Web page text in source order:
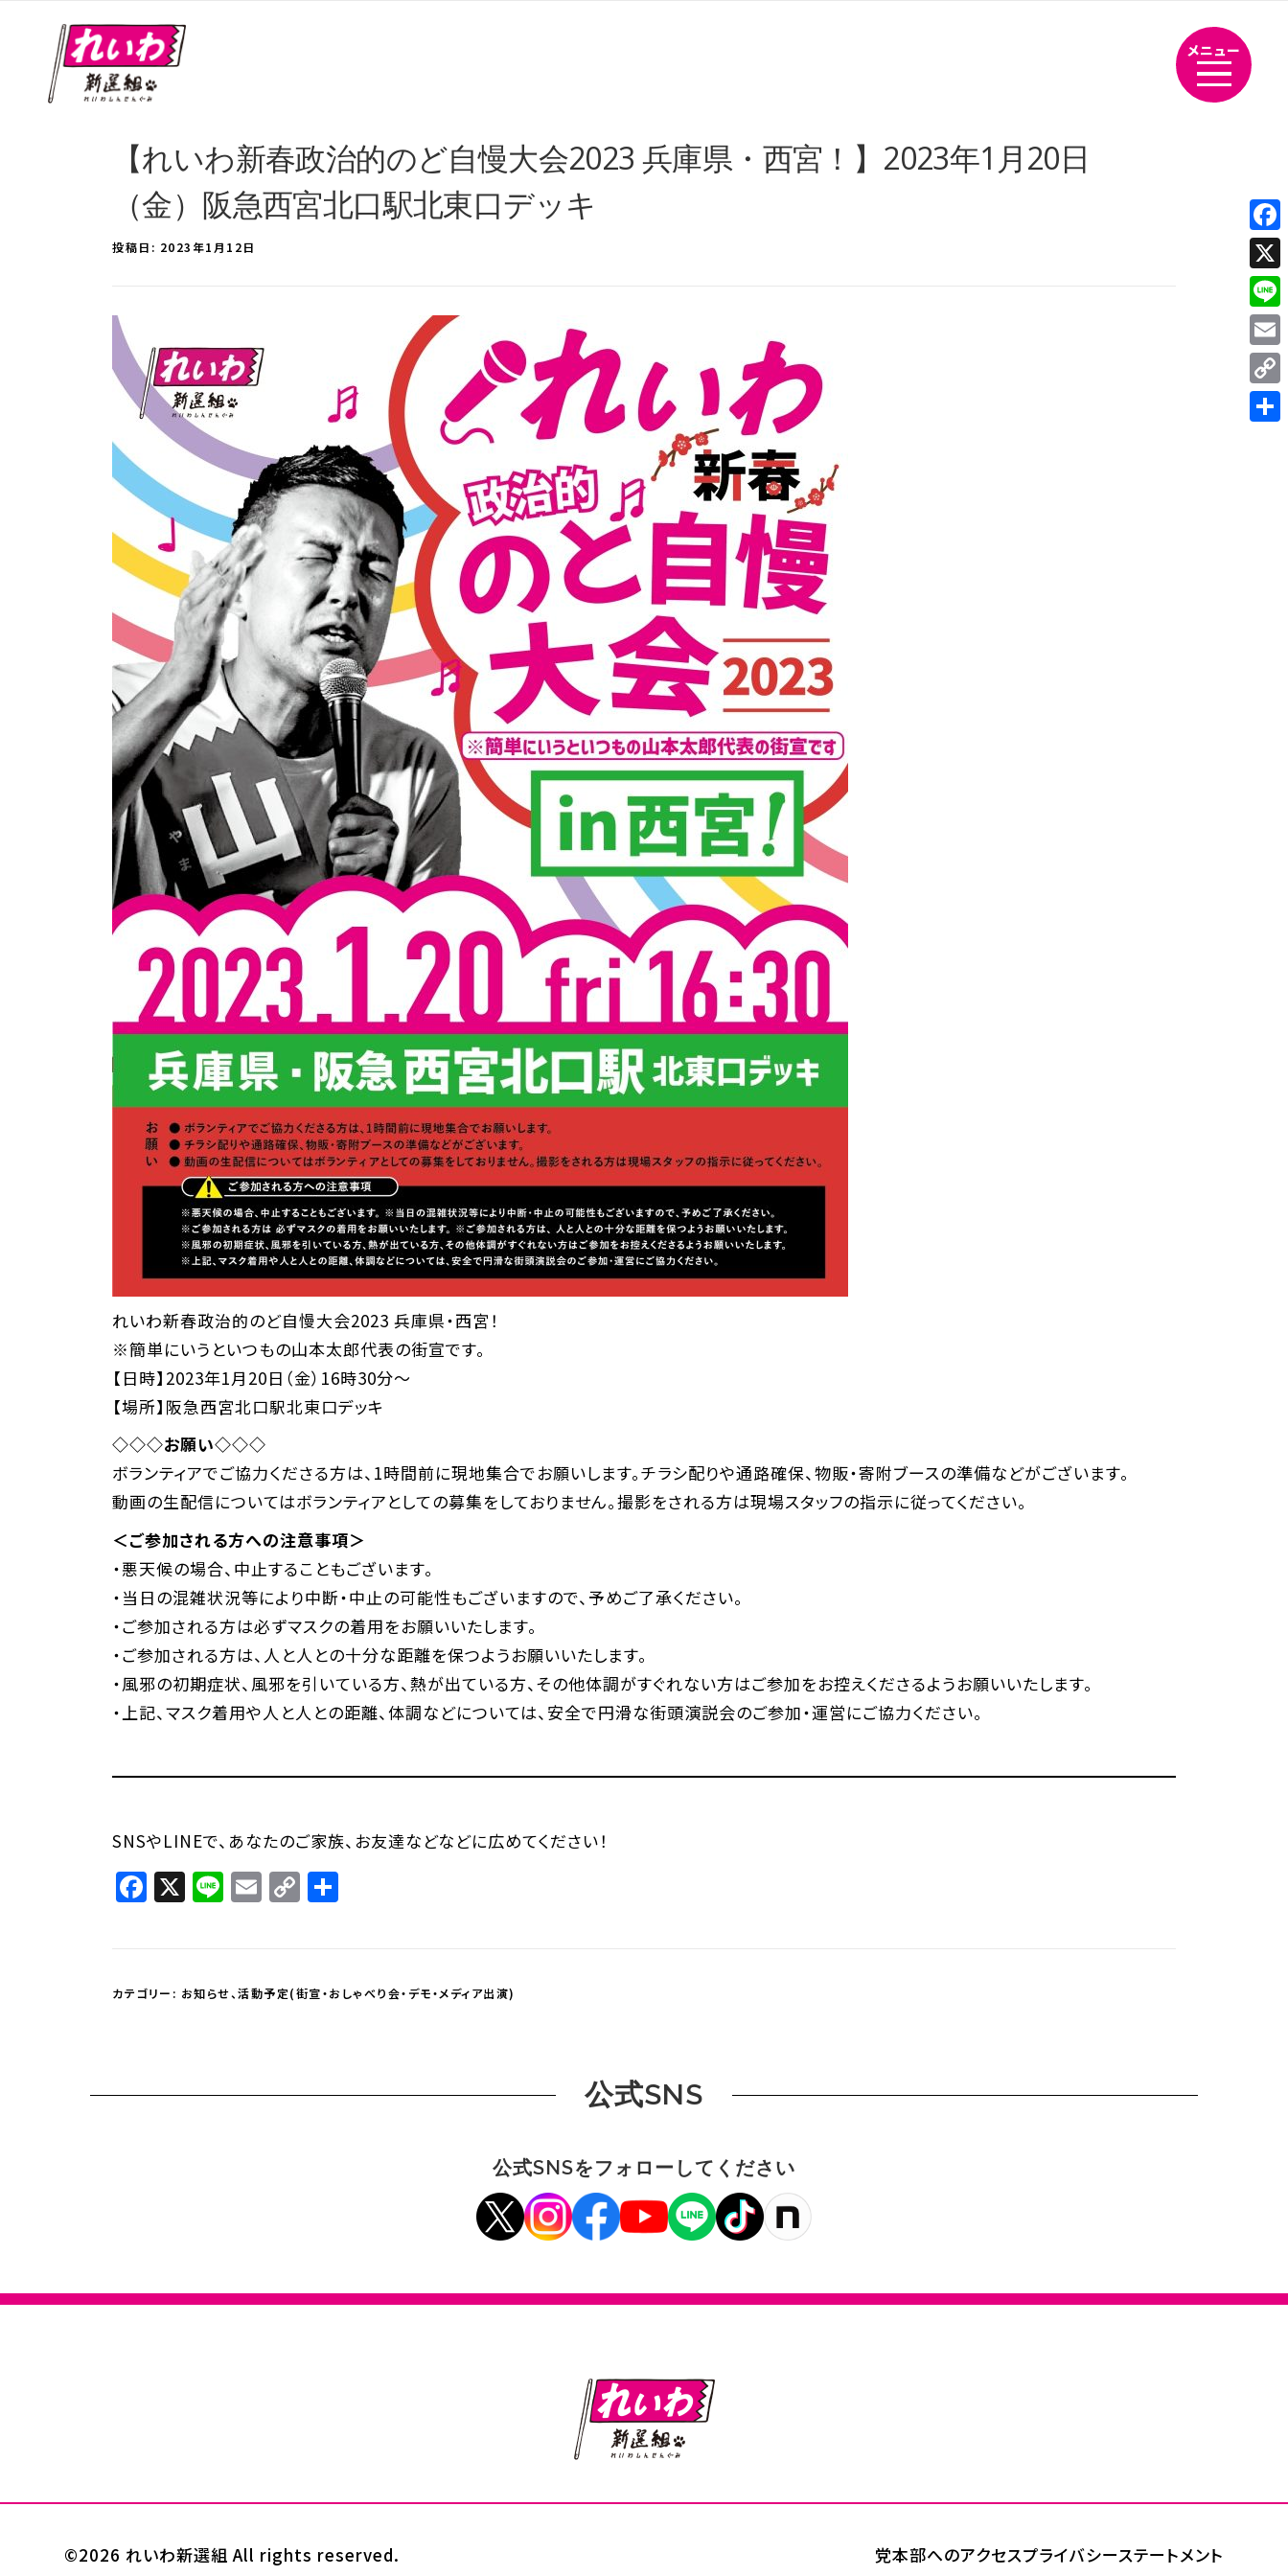
メニュー
【れいわ新春政治的のど自慢大会2023 兵庫県・西宮！】2023年1月20日
（金）阪急西宮北口駅北東口デッキ
投稿日: 2023年1月12日
れいわ新春政治的のど自慢大会2023 兵庫県・西宮！
※簡単にいうといつもの山本太郎代表の街宣です。
【日時】2023年1月20日（金）16時30分～
【場所】阪急西宮北口駅北東口デッキ
◇◇◇お願い◇◇◇
ボランティアでご協力くださる方は、1時間前に現地集合でお願いします。チラシ配りや通路確保、物販・寄附ブースの準備などがございます。
動画の生配信についてはボランティアとしての募集をしておりません。撮影をされる方は現場スタッフの指示に従ってください。
＜ご参加される方への注意事項＞
・悪天候の場合、中止することもございます。
・当日の混雑状況等により中断・中止の可能性もございますので、予めご了承ください。
・ご参加される方は必ずマスクの着用をお願いいたします。
・ご参加される方は、人と人との十分な距離を保つようお願いいたします。
・風邪の初期症状、風邪を引いている方、熱が出ている方、その他体調がすぐれない方はご参加をお控えくださるようお願いいたします。
・上記、マスク着用や人と人との距離、体調などについては、安全で円滑な街頭演説会のご参加・運営にご協力ください。
SNSやLINEで、あなたのご家族、お友達などなどに広めてください！
Facebook
X LineEmail
Copy
カテゴリー: お知らせ、活動予定(街宣・おしゃべり会・デモ・メディア出演)
公式SNS
公式SNSをフォローしてください
党本部へのアクセスプライバシーステートメント
©2026 れいわ新選組 All rights reserved.
X
Line
Link